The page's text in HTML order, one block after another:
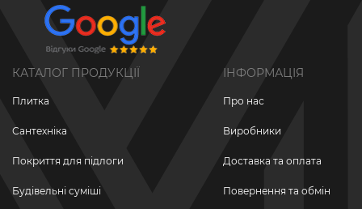
КАТАЛОГ ПРОДУКЦІЇ
Плитка
Сантехніка
Покриття для підлоги
Будівельні суміші
ІНФОРМАЦІЯ
Про нас
Виробники
Доставка та оплата
Повернення та обмін